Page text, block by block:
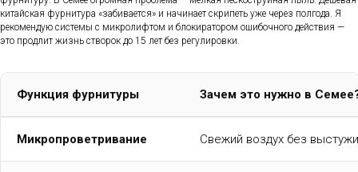
китайская фурнитура «забивается» и начинает скрипеть уже через полгода. Я
рекомендую системы с микролифтом и блокиратором ошибочного действия —
это продлит жизнь створок до 15 лет без регулировки.
Функция фурнитуры Зачем это нужно в
Микропроветривание Свежий воздух без